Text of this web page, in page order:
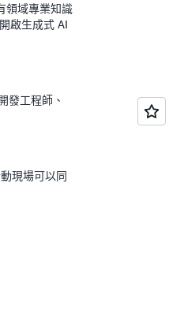
領域專業知識
啟生成式 AI
發工程師、
現場可以同